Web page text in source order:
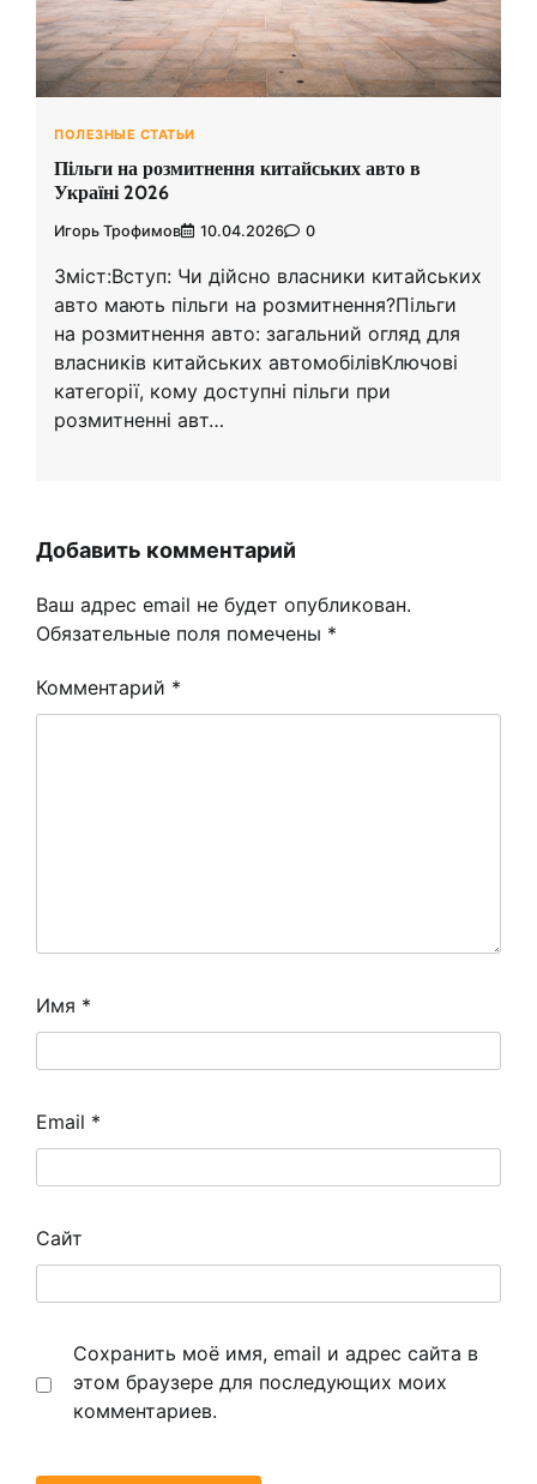
ПОЛЕЗНЫЕ СТАТЬИ
Пільги на розмитнення китайських авто в
Україні 2026
Игорь Трофимов 10.04.2026 0
Зміст:Вступ: Чи дійсно власники китайських
авто мають пільги на розмитнення?Пільги
на розмитнення авто: загальний огляд для
власників китайських автомобілівКлючові
категорії, кому доступні пільги при
розмитненні авт…
Добавить комментарий
Ваш адрес email не будет опубликован.
Обязательные поля помечены *
Комментарий *
Имя *
Email *
Сайт
Сохранить моё имя, email и адрес сайта в
этом браузере для последующих моих
комментариев.